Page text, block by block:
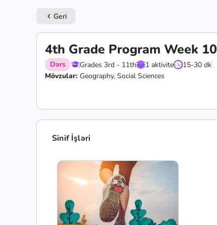
keyboard_arrow_left Geri
4th Grade Program Week 10
Dərs Grades 3rd - 11th 1 aktivite
15-30 dk
Mövzular: Geography, Social Sciences
Sinif İşləri